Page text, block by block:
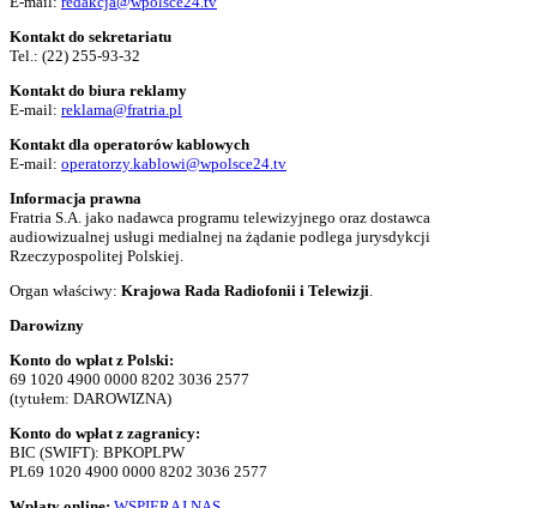
Kontakt do sekretariatu
Tel.: (22) 255-93-32
Kontakt do biura reklamy
E-mail: reklama@fratria.pl
Kontakt dla operatorów kablowych
E-mail: operatorzy.kablowi@wpolsce24.tv
Informacja prawna
Fratria S.A. jako nadawca programu telewizyjnego oraz dostawca
audiowizualnej usługi medialnej na żądanie podlega jurysdykcji
Rzeczypospolitej Polskiej.
Organ właściwy: Krajowa Rada Radiofonii i Telewizji
Darowizny
Konto do wpłat z Polski:
69 1020 4900 0000 8202 3036 2577
(tytułem: DAROWIZNA)
Konto do wpłat z zagranicy:
BIC (SWIFT): BPKOPLPW
PL69 1020 4900 0000 8202 3036 2577